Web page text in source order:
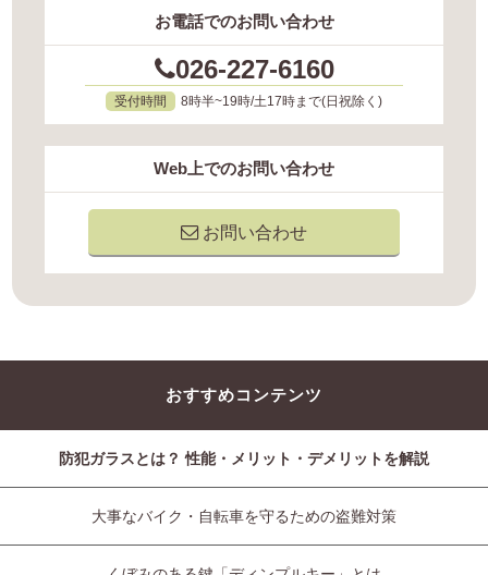
お電話でのお問い合わせ
026-227-6160
受付時間 8時半~19時/土17時まで(日祝除く)
Web上でのお問い合わせ
お問い合わせ
おすすめコンテンツ
防犯ガラスとは？ 性能・メリット・デメリットを解説
大事なバイク・自転車を守るための盗難対策